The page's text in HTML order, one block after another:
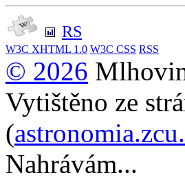
RS
W3C XHTML 1.0 W3C CSS RSS
© 2026
Vytištěno ze
(
Nahrávám...